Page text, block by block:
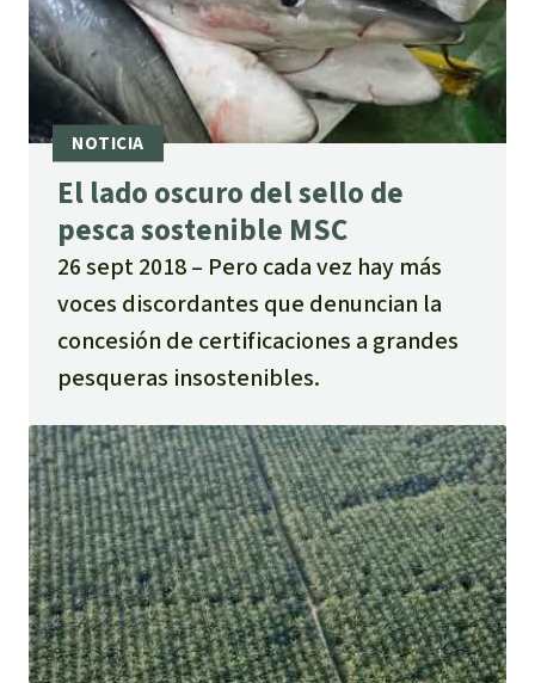
El lado oscuro del sello de
pesca sostenible MSC
26 sept 2018
Pero cada vez hay más
voces discordantes que denuncian la
concesión de certificaciones a grandes
pesqueras insostenibles.